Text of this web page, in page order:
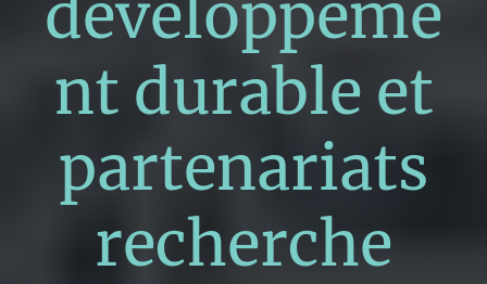
développeme
nt durable et
partenariats
recherche